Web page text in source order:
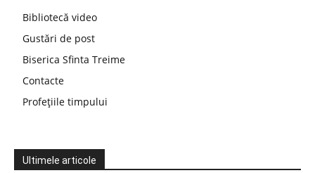
Bibliotecă video
Gustări de post
Biserica Sfinta Treime
Contacte
Profețiile timpului
Ultimele articole